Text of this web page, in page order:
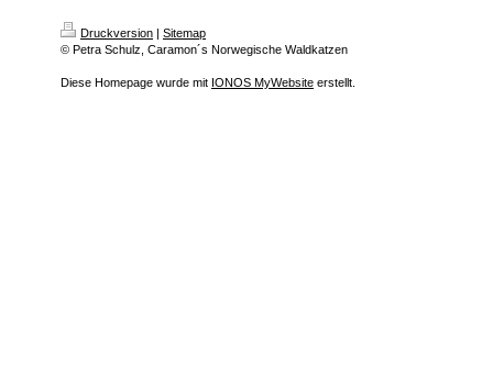
Druckversion | Sitemap
© Petra Schulz, Caramon´s Norwegische Waldkatzen
Diese Homepage wurde mit IONOS MyWebsite erstellt.